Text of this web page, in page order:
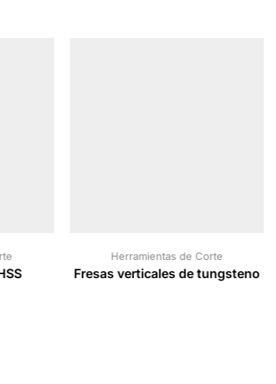
Herramientas de Corte
Fresas verticales de tungsteno